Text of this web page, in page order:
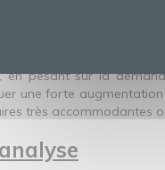
raison d’imaginer
sera toujours
pesant sur la
une forte
très accommodantes